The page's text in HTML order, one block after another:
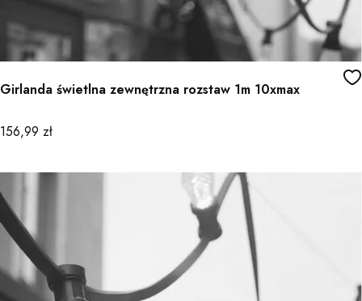
Girlanda świetlna zewnętrzna rozstaw 1m 10xmax
Cena
156,99 zł